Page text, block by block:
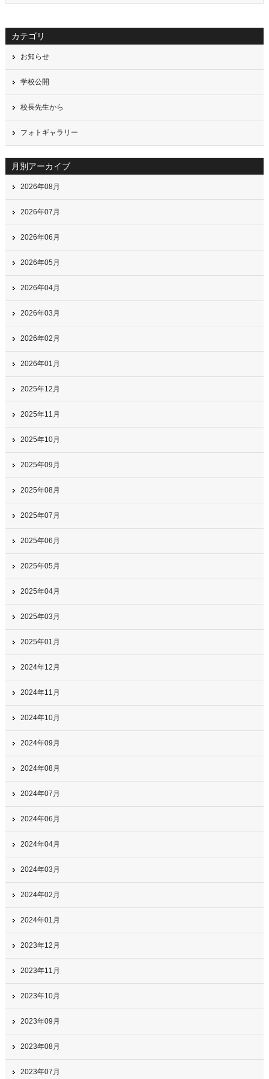
カテゴリ
お知らせ
学校公開
校長先生から
フォトギャラリー
月別アーカイブ
2026年08月
2026年07月
2026年06月
2026年05月
2026年04月
2026年03月
2026年02月
2026年01月
2025年12月
2025年11月
2025年10月
2025年09月
2025年08月
2025年07月
2025年06月
2025年05月
2025年04月
2025年03月
2025年01月
2024年12月
2024年11月
2024年10月
2024年09月
2024年08月
2024年07月
2024年06月
2024年04月
2024年03月
2024年02月
2024年01月
2023年12月
2023年11月
2023年10月
2023年09月
2023年08月
2023年07月